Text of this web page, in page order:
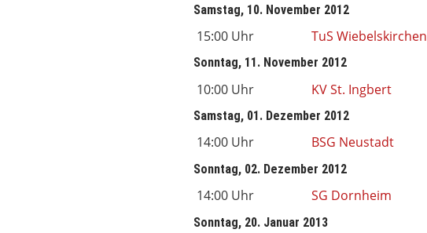
Samstag, 10. November 2012
15:00 Uhr TuS Wiebelskirchen
Sonntag, 11. November 2012
10:00 Uhr KV St. Ingbert
Samstag, 01. Dezember 2012
14:00 Uhr BSG Neustadt
Sonntag, 02. Dezember 2012
14:00 Uhr SG Dornheim
Sonntag, 20. Januar 2013